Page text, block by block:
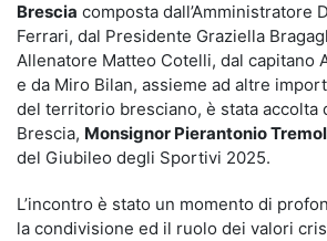
Brescia composta dall’Amministratore
Ferrari, dal Presidente Graziella
Allenatore Matteo Cotelli, dal capitano
e da Miro Bilan, assieme ad altre
del territorio bresciano, è stata accolta
Brescia, Monsignor Pierantonio
del Giubileo degli Sportivi 2025.
L’incontro è stato un momento di
la condivisione ed il ruolo dei valori